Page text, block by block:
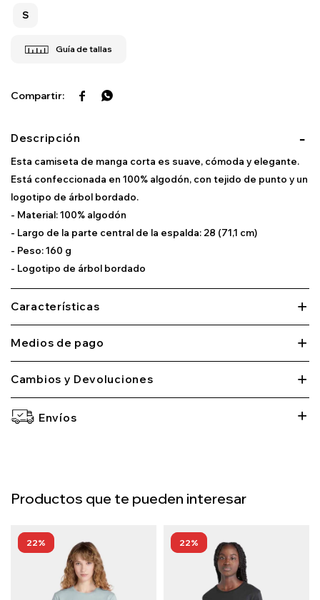
S
 
Descripción
Esta camiseta de manga corta es suave, cómoda y elegante.
Está confeccionada en 100% algodón, con tejido de punto y un
logotipo de árbol bordado.
- Material: 100% algodón
- Largo de la parte central de la espalda: 28 (71,1 cm)
- Peso: 160 g
- Logotipo de árbol bordado
Características
Medios de pago
Cambios y Devoluciones
Envíos
Productos que te pueden interesar
22 22